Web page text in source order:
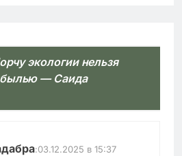
экологии нельзя
— Саида
:03.12.2025 в 15:37